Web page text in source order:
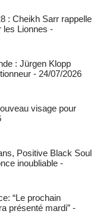
: Cheikh Sarr rappelle
les Lionnes -
: Jürgen Klopp
- 24/07/2026
visage pour
Positive Black Soul
inoubliable -
“Le prochain
présenté mardi” -